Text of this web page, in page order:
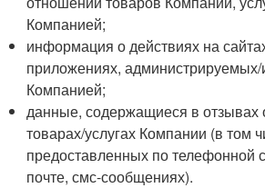
Компанией;
информация о действиях на
приложениях,
Компанией;
данные, содержащиеся в отзывах
товарах/услугах Компании (в том
предоставленных по телефонной
почте, смс-сообщениях).